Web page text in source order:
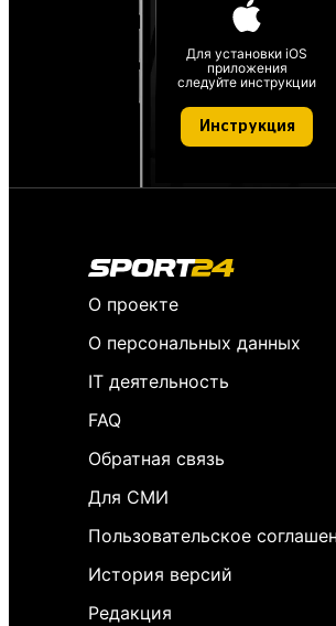
Для установки iOS
приложения
следуйте инструкции
Инструкция
О проекте
О персональных данных
IT деятельность
FAQ
Обратная связь
Для СМИ
Пользовательское
История версий
Редакция